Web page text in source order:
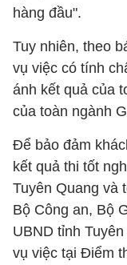
hàng đầu".
Tuy nhiên, theo
vụ việc có tính
ánh kết quả của
của toàn ngành
Để bảo đảm
kết quả thi tốt
Tuyên Quang và
Bộ Công an, Bộ
UBND tỉnh
vụ việc tại Điểm